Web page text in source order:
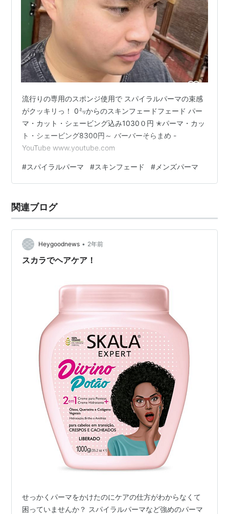
流行りの専用のスポンジ使用で スパイラルパーマの束感
がクッキリっ！ 0㍉からのスキンフェードフェード パー
マ・カット・シェービング込み1030０円 ✭パーマ・カッ
ト・シェービング8300円～ バーバーそらまめ -
YouTube www.youtube.com
#スパイラルパーマ #スキンフェード # メンズパーマ
関連ブログ
Heygoodnews • 2年前
スカラでヘアケア！
せっかくパーマをかけたのにケアの仕方がわからなくて
困っていませんか？ スパイラルパーマなど強めのパーマ